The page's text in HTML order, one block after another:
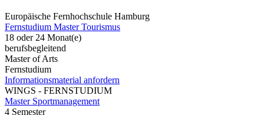
Europäische Fernhochschule Hamburg
Fernstudium Master Tourismus
18 oder 24 Monat(e)
berufsbegleitend
Master of Arts
Fernstudium
Informationsmaterial anfordern
WINGS - FERNSTUDIUM
Master Sportmanagement
4 Semester